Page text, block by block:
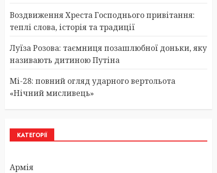
Воздвиження Хреста Господнього привітання:
теплі слова, історія та традиції
Луїза Розова: таємниця позашлюбної доньки, яку
називають дитиною Путіна
Мі-28: повний огляд ударного вертольота
«Нічний мисливець»
КАТЕГОРІЇ
Армія